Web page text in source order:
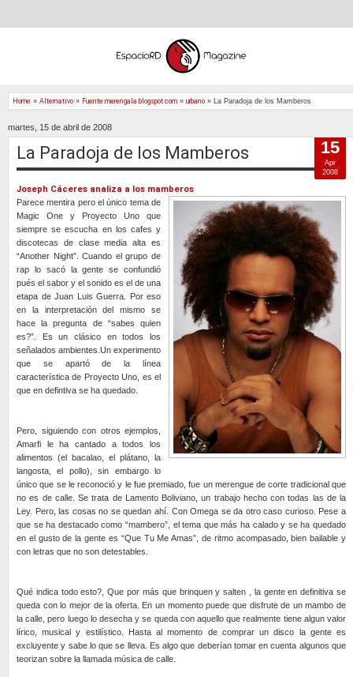
Home » Alternativo » Fuente:merengala.blogspot.com » urbano » La Paradoja de los Mamberos
martes, 15 de abril de 2008
La Paradoja de los Mamberos
Joseph Cáceres analiza a los mamberos
Parece mentira pero el único tema de
Magic One y Proyecto Uno que
siempre se escucha en los cafes y
discotecas de clase media alta es
“Another Night”. Cuando el grupo de
rap lo sacó la gente se confundió
pués el sabor y el sonido es el de una
etapa de Juan Luis Guerra. Por eso
en la interpretación del mismo se
hace la pregunta de “sabes quien
es?”. Es un clásico en todos los
señalados ambientes.Un experimento
que se apartó de la línea
característica de Proyecto Uno, es el
que en defintiva se ha quedado.
Pero, siguiendo con otros ejemplos,
Amarfi le ha cantado a todos los
alimentos (el bacalao, el plátano, la
langosta, el pollo), sin embargo lo
único que se le reconoció y le fue premiado, fue un merengue de corte tradicional que
no es de calle. Se trata de Lamento Boliviano, un trabajo hecho con todas las de la
Ley. Pero, las cosas no se quedan ahí. Con Omega se da otro caso curioso. Pese a
que se ha destacado como “mambero”, el tema que más ha calado y se ha quedado
en el gusto de la gente es “Que Tu Me Amas”, de ritmo acompasado, bien bailable y
con letras que no son detestables.
Qué indica todo esto?, Que por más que brinquen y salten , la gente en definitiva se
queda con lo mejor de la oferta. En un momento puede que disfrute de un mambo de
la calle, pero luego lo desecha y se queda con aquello que realmente tiene algun valor
lírico, musical y estilístico. Hasta al momento de comprar un disco la gente es
excluyente y sabe lo que se lleva. Es algo que deberían tomar en cuenta algunos que
teorizan sobre la llamada música de calle.
15
Apr
2008